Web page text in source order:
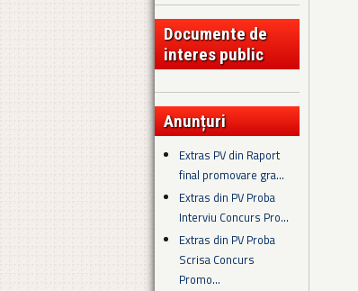
Documente de
interes public
Anunțuri
Extras PV din Raport
final promovare gra...
Extras din PV Proba
Interviu Concurs Pro...
Extras din PV Proba
Scrisa Concurs
Promo...